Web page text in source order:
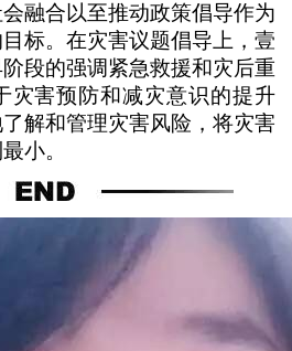
融合以至推动政策倡导作为
标。在灾害议题倡导上，壹
段的强调紧急救援和灾后重
灾害预防和减灾意识的提升
了解和管理灾害风险，将灾害
小。